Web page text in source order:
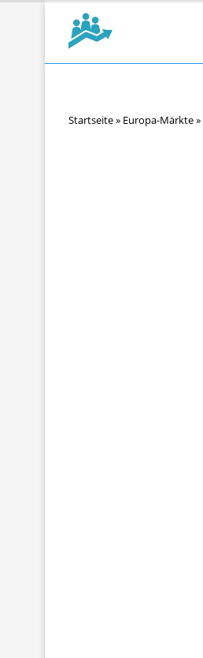
Startseite» Europa-Märkte»